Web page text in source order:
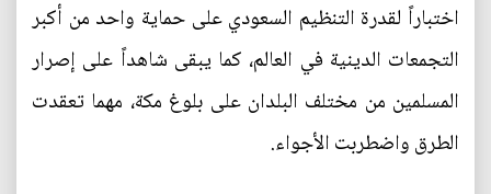
اختباراً لقدرة التنظيم السعودي على حماية واحد من أكبر
التجمعات الدينية في العالم، كما يبقى شاهداً على إصرار
المسلمين من مختلف البلدان على بلوغ مكة، مهما تعقدت
الطرق واضطربت الأجواء.